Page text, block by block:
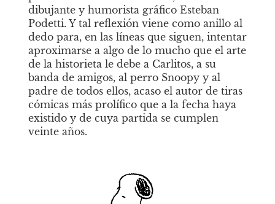
dibujante y humorista gráfico Esteban
Podetti. Y tal reflexión viene como anillo al
dedo para, en las líneas que siguen, intentar
aproximarse a algo de lo mucho que el arte
de la historieta le debe a Carlitos, a su
banda de amigos, al perro Snoopy y al
padre de todos ellos, acaso el autor de tiras
cómicas más prolífico que a la fecha haya
existido y de cuya partida se cumplen
veinte años.